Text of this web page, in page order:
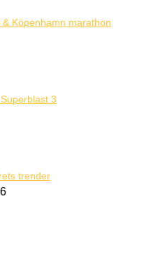
Köpenhamn marathon
3
trender